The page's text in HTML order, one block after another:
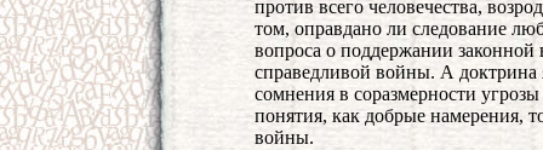
против всего человечества,
том, оправдано ли следование
вопроса о поддержании
справедливой войны. А
сомнения в соразмерности
понятия, как добрые намерения,
войны.